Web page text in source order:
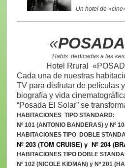
Un hotel de
«
Habts dedicadas a las
Hotel Rrural «POSADA
Cada una de nuestras
TV para disfrutar de películas
biografía y vida
“Posada El Solar” se
HABITACIONES TIPO STANDARD:
Nº 101 (ANTONIO BANDERAS) y Nº
HABITACIONES TIPO DOBLE
Nº 203 (TOM CRUISE) y Nº 204
HABITACIONES TIPO DOBLE
Nº 102 (NICOLE KIDMAN) y Nº 201